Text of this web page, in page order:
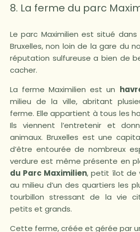
8. La ferme du parc
Le parc Maximilien est situé
Bruxelles, non loin de la gare du
réputation sulfureuse a bien de
cacher.
La ferme Maximilien est un
milieu de la ville, abritant
ferme. Elle appartient à tous les
Ils viennent l’entretenir et
animaux. Bruxelles est une
d’être entourée de nombreux
verdure est même présente en
du Parc Maximilien, petit îlot de
au milieu d’un des quartiers les
tourbillon stressant de la vie
petits et grands.
Cette ferme, créée et gérée par